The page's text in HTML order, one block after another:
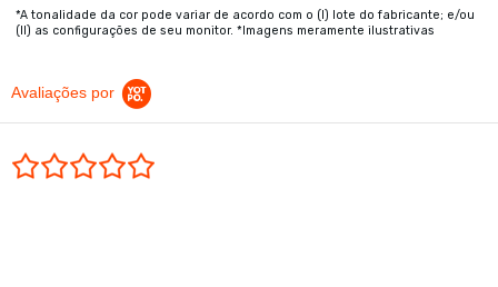
*A tonalidade da cor pode variar de acordo com o (I) lote do fabricante; e/ou
(II) as configurações de seu monitor. *Imagens meramente ilustrativas
Avaliações por